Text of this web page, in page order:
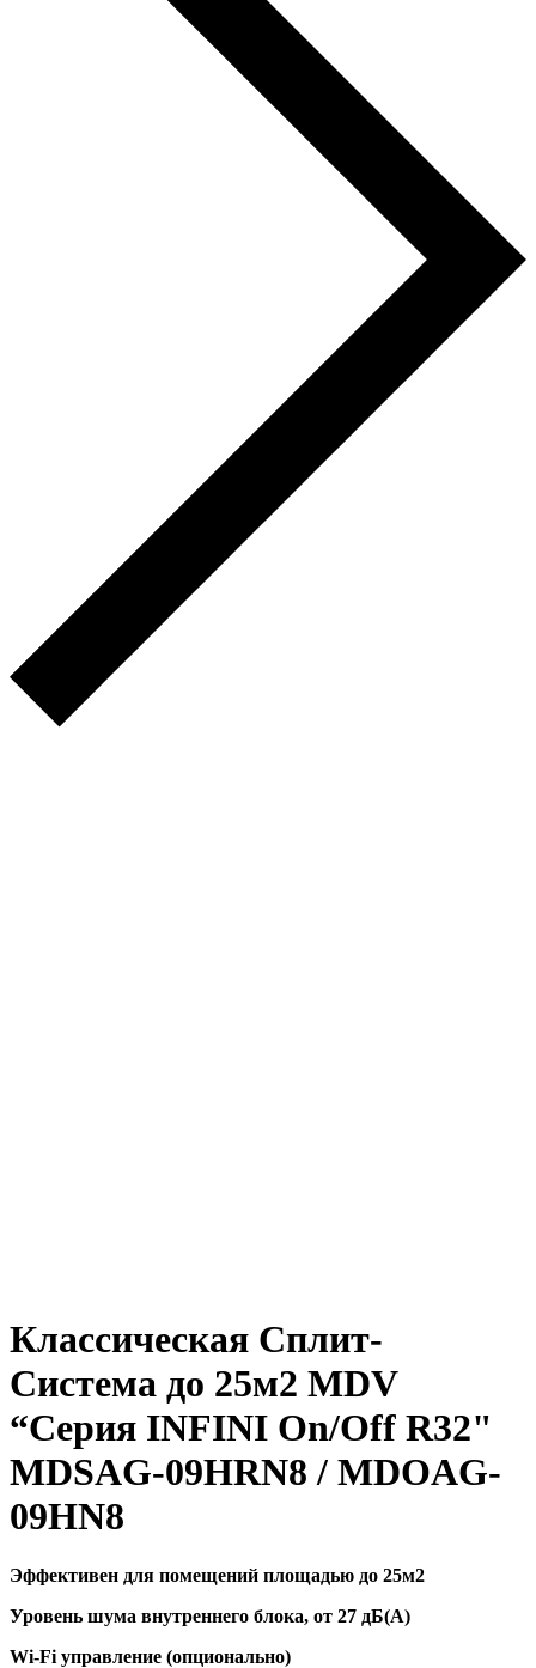
Классическая Сплит-
Система до 25м2 MDV
“Серия INFINI On/Off R32"
MDSAG-09HRN8 / MDOAG-
09HN8
Эффективен для помещений площадью до 25м2
Уровень шума внутреннего блока, от 27 дБ(А)
Wi-Fi управление (опционально)